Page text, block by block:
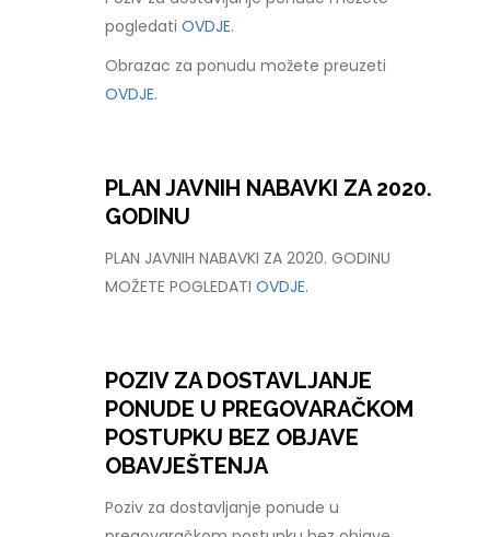
pogledatiOVDJE.
Obrazac za ponudu možete preuzeti
OVDJE.
PLAN JAVNIH NABAVKI ZA 2020.
GODINU
PLAN JAVNIH NABAVKI ZA 2020. GODINU
MOŽETE POGLEDATIOVDJE.
POZIV ZA DOSTAVLJANJE
PONUDE U PREGOVARAČKOM
POSTUPKU BEZ OBJAVE
OBAVJEŠTENJA
Poziv za dostavljanje ponude u